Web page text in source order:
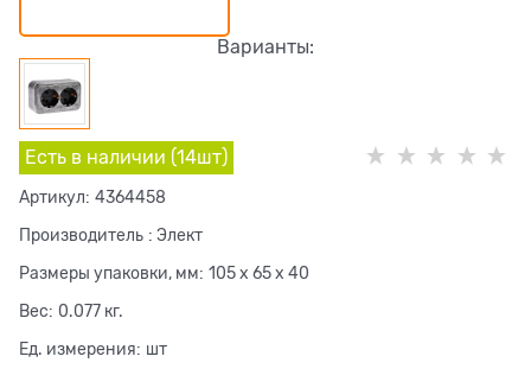
Варианты:
Есть в наличии (14шт)
Артикул: 4364458
Производитель : Элект
Размеры упаковки, мм: 105 x 65 x 40
Вес: 0.077 кг.
Ед. измерения: шт